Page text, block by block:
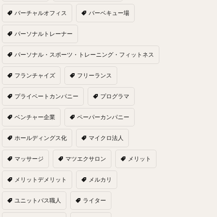
バーチャルオフィス バーベキュー場
パーソナルトレーナー
パーソナル・スポーツ・トレーニング・フィットネス
フランチャイズ フリーランス
プライベートカンパニー プログラマ
ベンチャー企業 ペーパーカンパニー
ホールディングス化 マイクロ法人
マッサージ マツエクサロン メリット
メリットデメリット メルカリ
ユニットバス職人 ライター